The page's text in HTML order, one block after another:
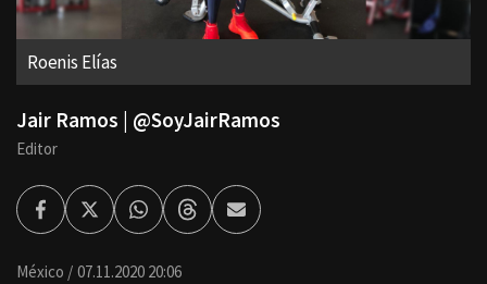
Roenis Elías
Jair Ramos | @SoyJairRamos
Editor
FacebookTwitterWhatsappThreadsEnviar
por
México 07.11.2020 20:06